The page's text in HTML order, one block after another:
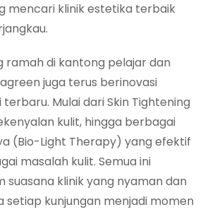
mencari klinik estetika terbaik
ramah di kantong pelajar dan
juga terus berinovasi
Mulai dari Skin Tightening
kulit, hingga berbagai
(Bio-Light Therapy) yang efektif
masalah kulit. Semua ini
suasana klinik yang nyaman dan
setiap kunjungan menjadi momen